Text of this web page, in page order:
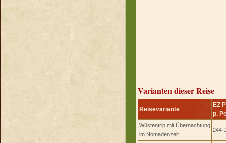
Varianten dieser Reise
Reisevariante
EZ
p.
Wüstentrip mit Übernachtung
im Nomadenzelt
244